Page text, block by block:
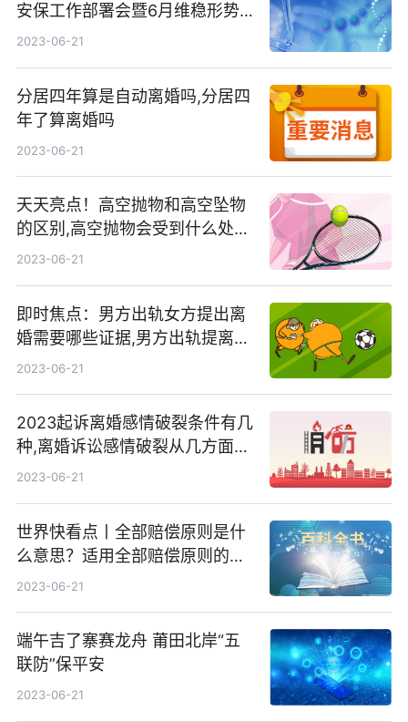
安保工作部署会暨6月维稳形势
分析研判会 每日简讯
2023-06-21
分居四年算是自动离婚吗,分居四
年了算离婚吗
2023-06-21
天天亮点！高空抛物和高空坠物
的区别,高空抛物会受到什么处
罚?
2023-06-21
即时焦点：男方出轨女方提出离
婚需要哪些证据,男方出轨提离
婚,女方如何追求赔偿
2023-06-21
2023起诉离婚感情破裂条件有几
种,离婚诉讼感情破裂从几方面认
定-快报
2023-06-21
世界快看点丨全部赔偿原则是什
么意思？适用全部赔偿原则的情
形有哪些？
2023-06-21
端午吉了寨赛龙舟 莆田北岸“五
联防”保平安
2023-06-21